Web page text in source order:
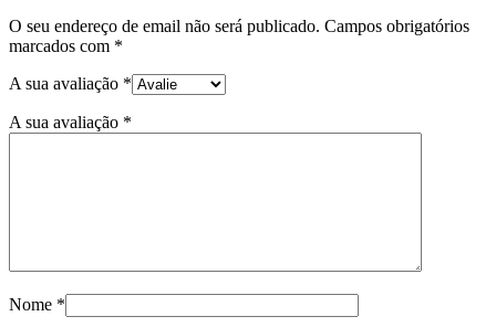
O seu endereço de email não será publicado. Campos obrigatórios
marcados com *
A sua avaliação *
A sua avaliação *
Nome *